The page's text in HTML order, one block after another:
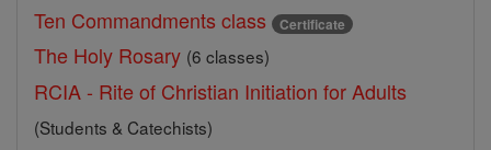
Ten Commandments class Certificate
The Holy Rosary (6 classes)
RCIA - Rite of Christian Initiation for Adults
(Students & Catechists)